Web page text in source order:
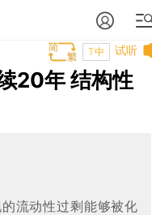
试听
T中
20年 结构性
流动性过剩能够被化